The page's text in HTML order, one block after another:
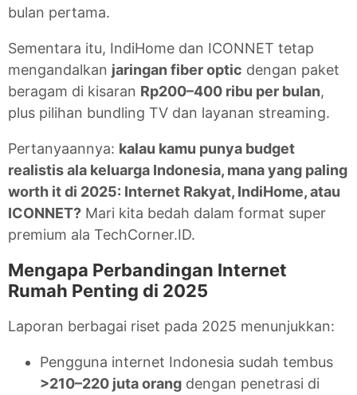
bulan pertama.
Sementara itu, IndiHome dan ICONNET tetap
mengandalkan jaringan fiber optic dengan paket
beragam di kisaran Rp200–400 ribu per bulan,
plus pilihan bundling TV dan layanan streaming.
Pertanyaannya: kalau kamu punya budget
realistis ala keluarga Indonesia, mana yang paling
worth it di 2025: Internet Rakyat, IndiHome, atau
ICONNET? Mari kita bedah dalam format super
premium ala TechCorner.ID.
Mengapa Perbandingan Internet
Rumah Penting di 2025
Laporan berbagai riset pada 2025 menunjukkan:
Pengguna internet Indonesia sudah tembus
>210–220 juta orang dengan penetrasi di